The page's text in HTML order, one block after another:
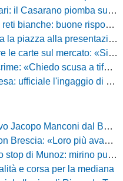
piomba sul difensore del Bari
risposte per Bolzoni col Club Milano
saremmo nulla, vi promettiamo lavoro e maglia sudata»
del lavoro fatto, puntiamo dritti ai playoff»
famiglia, Faroni ha perso tantissimi soldi»
l'ingaggio di Manuel Daffara
Manconi dal Benevento
vogliamo dimostrare di essere competitivi»
mirino puntato su Philip Yeboah
e corsa per la mediana